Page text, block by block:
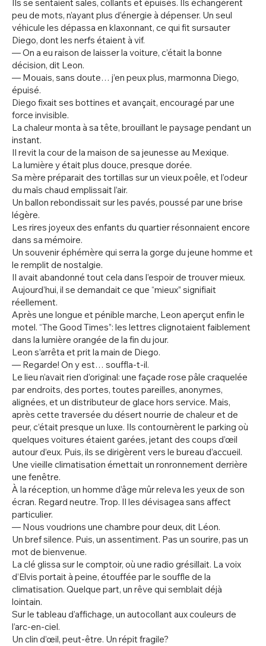
Ils se sentaient sales, collants et épuisés. Ils échangèrent
peu de mots, n’ayant plus d’énergie à dépenser. Un seul
véhicule les dépassa en klaxonnant, ce qui fit sursauter
Diego, dont les nerfs étaient à vif.
— On a eu raison de laisser la voiture, c’était la bonne
décision, dit Leon.
— Mouais, sans doute… j’en peux plus, marmonna Diego,
épuisé.
Diego fixait ses bottines et avançait, encouragé par une
force invisible.
La chaleur monta à sa tête, brouillant le paysage pendant un
instant.
Il revit la cour de la maison de sa jeunesse au Mexique.
La lumière y était plus douce, presque dorée.
Sa mère préparait des tortillas sur un vieux poêle, et l’odeur
du maïs chaud emplissait l’air.
Un ballon rebondissait sur les pavés, poussé par une brise
légère.
Les rires joyeux des enfants du quartier résonnaient encore
dans sa mémoire.
Un souvenir éphémère qui serra la gorge du jeune homme et
le remplit de nostalgie.
Il avait abandonné tout cela dans l’espoir de trouver mieux.
Aujourd’hui, il se demandait ce que “mieux” signifiait
réellement.
Après une longue et pénible marche, Leon aperçut enfin le
motel. “The Good Times”: les lettres clignotaient faiblement
dans la lumière orangée de la fin du jour.
Leon s’arrêta et prit la main de Diego.
— Regarde! On y est… souffla-t-il.
Le lieu n’avait rien d’original: une façade rose pâle craquelée
par endroits, des portes, toutes pareilles, anonymes,
alignées, et un distributeur de glace hors service. Mais,
après cette traversée du désert nourrie de chaleur et de
peur, c’était presque un luxe. Ils contournèrent le parking où
quelques voitures étaient garées, jetant des coups d’œil
autour d’eux. Puis, ils se dirigèrent vers le bureau d’accueil.
Une vieille climatisation émettait un ronronnement derrière
une fenêtre.
À la réception, un homme d’âge mûr releva les yeux de son
écran. Regard neutre. Trop. Il les dévisagea sans affect
particulier.
— Nous voudrions une chambre pour deux, dit Léon.
Un bref silence. Puis, un assentiment. Pas un sourire, pas un
mot de bienvenue.
La clé glissa sur le comptoir, où une radio grésillait. La voix
d’Elvis portait à peine, étouffée par le souffle de la
climatisation. Quelque part, un rêve qui semblait déjà
lointain.
Sur le tableau d’affichage, un autocollant aux couleurs de
l’arc-en-ciel.
Un clin d’œil, peut-être. Un répit fragile?